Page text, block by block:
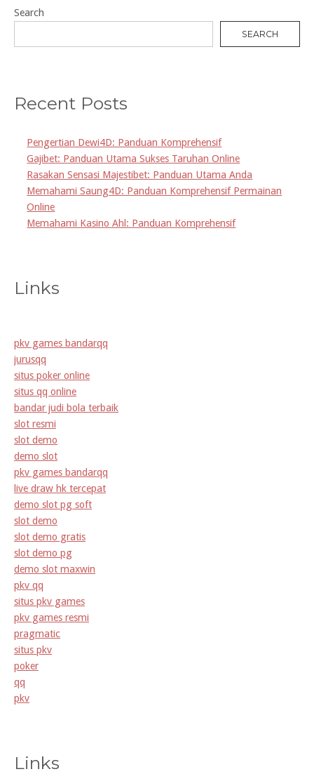
Search
SEARCH
Recent Posts
Pengertian Dewi4D: Panduan Komprehensif
Gajibet: Panduan Utama Sukses Taruhan Online
Rasakan Sensasi Majestibet: Panduan Utama Anda
Memahami Saung4D: Panduan Komprehensif Permainan
Online
Memahami Kasino Ahl: Panduan Komprehensif
Links
pkv games bandarqq
jurusqq
situs poker online
situs qq online
bandar judi bola terbaik
slot resmi
slot demo
demo slot
pkv games bandarqq
live draw hk tercepat
demo slot pg soft
slot demo
slot demo gratis
slot demo pg
demo slot maxwin
pkv qq
situs pkv games
pkv games resmi
pragmatic
situs pkv
poker
qq
pkv
Links